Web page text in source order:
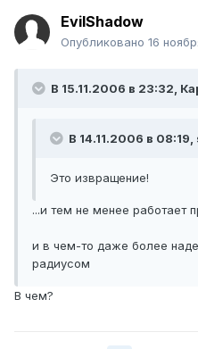
EvilShadow
Опубликовано 16
В 15.11.2006 в 23:32,
В 14.11.2006 в 08:19,
Это извращение!
...и тем не менее работает
и в чем-то даже более
радиусом
В чем?